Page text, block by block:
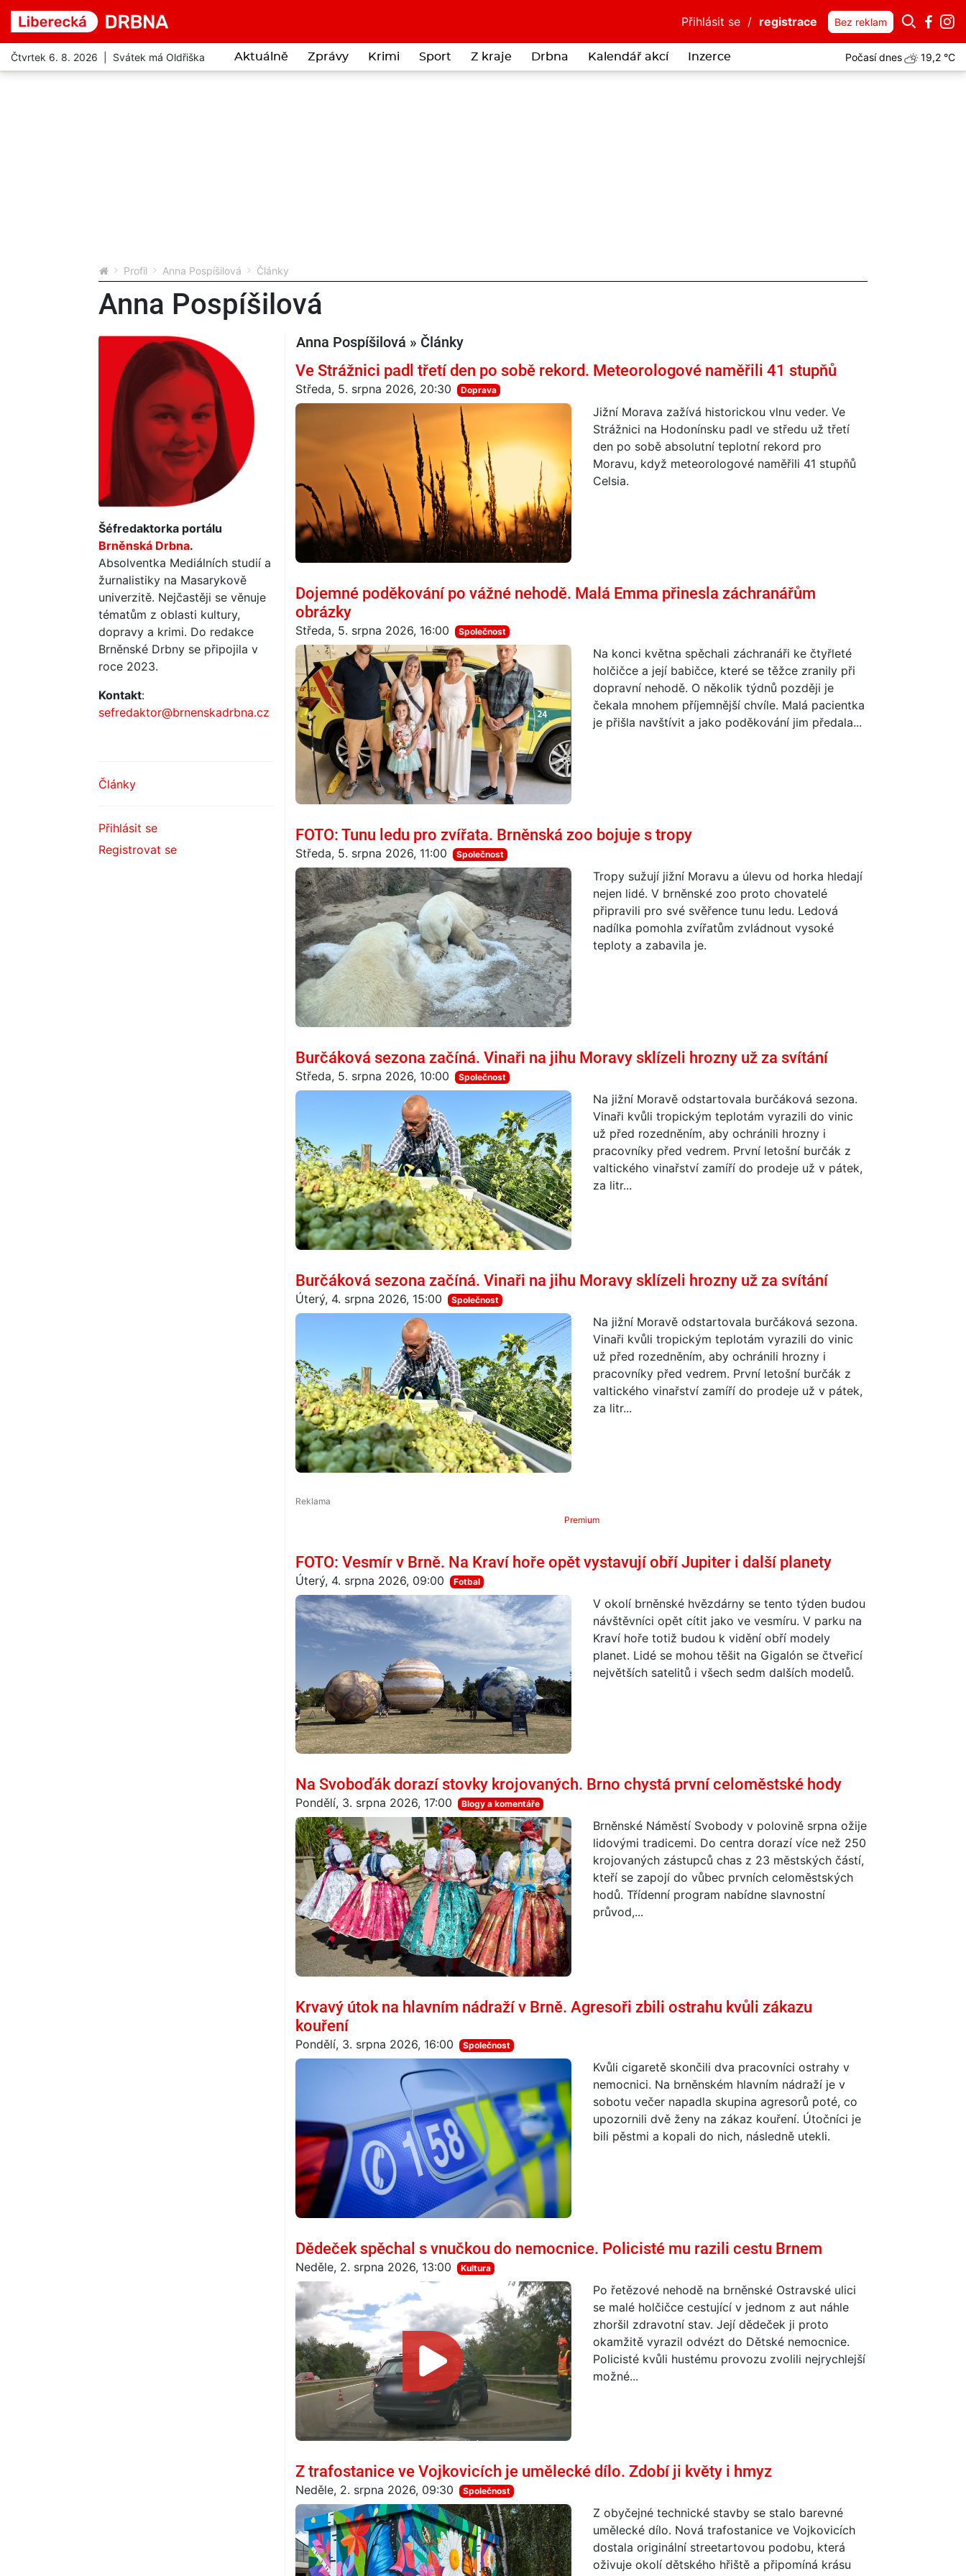
Přihlásit se / registrace Bez reklam
Čtvrtek 6. 8. 2026 | Svátek má Oldřiška Aktuálně Zprávy Krimi Sport Z kraje Drbna Kalendář akcí Inzerce Počasí dnes 19,2 °C
Profil Anna Pospíšilová Články
Anna Pospíšilová
Šéfredaktorka portálu
Brněnská Drbna.
Absolventka Mediálních studií a
žurnalistiky na Masarykově
univerzitě. Nejčastěji se věnuje
tématům z oblasti kultury,
dopravy a krimi. Do redakce
Brněnské Drbny se připojila v
roce 2023.
Kontakt:
sefredaktor@brnenskadrbna.cz
Články
Přihlásit se
Registrovat se
Anna Pospíšilová » Články
Ve Strážnici padl třetí den po sobě rekord. Meteorologové naměřili 41 stupňů
Středa, 5. srpna 2026, 20:30 Doprava
Jižní Morava zažívá historickou vlnu veder. Ve
Strážnici na Hodonínsku padl ve středu už třetí
den po sobě absolutní teplotní rekord pro
Moravu, když meteorologové naměřili 41 stupňů
Celsia.
Dojemné poděkování po vážné nehodě. Malá Emma přinesla záchranářům
obrázky
Středa, 5. srpna 2026, 16:00 Společnost
Na konci května spěchali záchranáři ke čtyřleté
holčičce a její babičce, které se těžce zranily při
dopravní nehodě. O několik týdnů později je
čekala mnohem příjemnější chvíle. Malá pacientka
je přišla navštívit a jako poděkování jim předala...
FOTO: Tunu ledu pro zvířata. Brněnská zoo bojuje s tropy
Středa, 5. srpna 2026, 11:00 Společnost
Tropy sužují jižní Moravu a úlevu od horka hledají
nejen lidé. V brněnské zoo proto chovatelé
připravili pro své svěřence tunu ledu. Ledová
nadílka pomohla zvířatům zvládnout vysoké
teploty a zabavila je.
Burčáková sezona začíná. Vinaři na jihu Moravy sklízeli hrozny už za svítání
Středa, 5. srpna 2026, 10:00 Společnost
Na jižní Moravě odstartovala burčáková sezona.
Vinaři kvůli tropickým teplotám vyrazili do vinic
už před rozedněním, aby ochránili hrozny i
pracovníky před vedrem. První letošní burčák z
valtického vinařství zamíří do prodeje už v pátek,
za litr...
Burčáková sezona začíná. Vinaři na jihu Moravy sklízeli hrozny už za svítání
Úterý, 4. srpna 2026, 15:00 Společnost
Na jižní Moravě odstartovala burčáková sezona.
Vinaři kvůli tropickým teplotám vyrazili do vinic
už před rozedněním, aby ochránili hrozny i
pracovníky před vedrem. První letošní burčák z
valtického vinařství zamíří do prodeje už v pátek,
za litr...
Premium
FOTO: Vesmír v Brně. Na Kraví hoře opět vystavují obří Jupiter i další planety
Úterý, 4. srpna 2026, 09:00 Fotbal
V okolí brněnské hvězdárny se tento týden budou
návštěvníci opět cítit jako ve vesmíru. V parku na
Kraví hoře totiž budou k vidění obří modely
planet. Lidé se mohou těšit na Gigalón se čtveřicí
největších satelitů i všech sedm dalších modelů.
Na Svoboďák dorazí stovky krojovaných. Brno chystá první celoměstské hody
Pondělí, 3. srpna 2026, 17:00 Blogy a komentáře
Brněnské Náměstí Svobody v polovině srpna ožije
lidovými tradicemi. Do centra dorazí více než 250
krojovaných zástupců chas z 23 městských částí,
kteří se zapojí do vůbec prvních celoměstských
hodů. Třídenní program nabídne slavnostní
průvod,...
Krvavý útok na hlavním nádraží v Brně. Agresoři zbili ostrahu kvůli zákazu
kouření
Pondělí, 3. srpna 2026, 16:00 Společnost
Kvůli cigaretě skončili dva pracovníci ostrahy v
nemocnici. Na brněnském hlavním nádraží je v
sobotu večer napadla skupina agresorů poté, co
upozornili dvě ženy na zákaz kouření. Útočníci je
bili pěstmi a kopali do nich, následně utekli.
Dědeček spěchal s vnučkou do nemocnice. Policisté mu razili cestu Brnem
Neděle, 2. srpna 2026, 13:00 Kultura
Po řetězové nehodě na brněnské Ostravské ulici
se malé holčičce cestující v jednom z aut náhle
zhoršil zdravotní stav. Její dědeček ji proto
okamžitě vyrazil odvézt do Dětské nemocnice.
Policisté kvůli hustému provozu zvolili nejrychlejší
možné...
Z trafostanice ve Vojkovicích je umělecké dílo. Zdobí ji květy i hmyz
Neděle, 2. srpna 2026, 09:30 Společnost
Z obyčejné technické stavby se stalo barevné
umělecké dílo. Nová trafostanice ve Vojkovicích
dostala originální streetartovou podobu, která
oživuje okolí dětského hřiště a připomíná krásu